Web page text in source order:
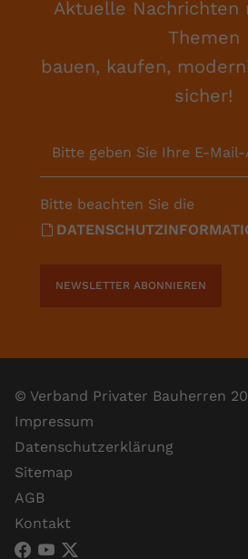
Aktuelle Nachrichten
Themen
bauen, kaufen,
sicher!
Bitte geben Sie Ihre E-Mail-
Bitte beachten Sie die
NEWSLETTER ABONNIEREN
© Verband Privater Bauherren
Impressum
Datenschutzerklärung
Sitemap
AGB
Kontakt